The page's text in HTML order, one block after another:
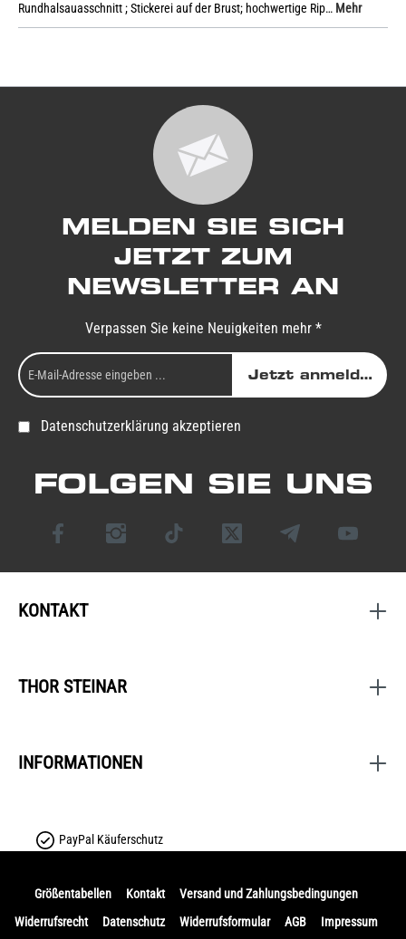
Rundhalsauasschnitt ; Stickerei auf der Brust; hochwertige Rip… Mehr
MELDEN SIE SICH
JETZT ZUM
NEWSLETTER AN
Verpassen Sie keine Neuigkeiten mehr *
Jetzt anmelden
Datenschutzerklärung akzeptieren
FOLGEN SIE UNS
KONTAKT
THOR STEINAR
INFORMATIONEN
PayPal Käuferschutz
Größentabellen Kontakt
Versand und Zahlungsbedingungen
Widerrufsrecht
Datenschutz Widerrufsformular AGB Impressum